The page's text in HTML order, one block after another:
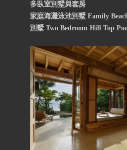
多臥室別墅與套房
家庭海灘泳池別墅 Family
別墅 Two Bedroom Hill Top